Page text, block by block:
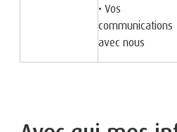
• Vos
communications
avec nous